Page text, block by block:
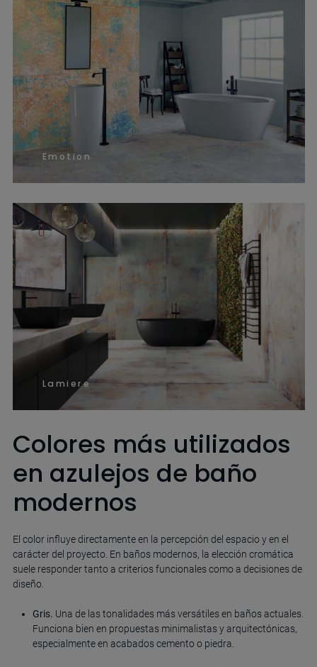
Emotion
Lamiere
Colores más utilizados
en azulejos de baño
modernos
El color influye directamente en la percepción del espacio y en el
carácter del proyecto. En baños modernos, la elección cromática
suele responder tanto a criterios funcionales como a decisiones de
diseño.
Gris. Una de las tonalidades más versátiles en baños actuales.
Funciona bien en propuestas minimalistas y arquitectónicas,
especialmente en acabados cemento o piedra.